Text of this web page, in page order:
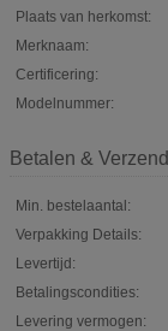
Plaats van herkomst:
Merknaam:
Certificering:
Modelnummer:
Betalen &
Min. bestelaantal:
Verpakking Details:
Levertijd:
Betalingscondities:
Levering vermogen: